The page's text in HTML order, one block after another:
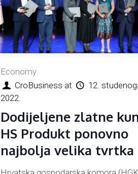
Economy
CroBusiness at
12.
2022.
Dodijeljene zlatne
HS Produkt ponovno
najbolja velika tvrtka